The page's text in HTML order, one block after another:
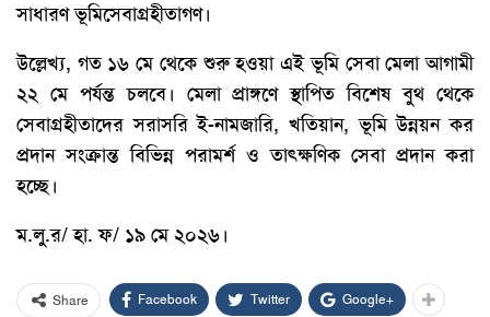
সাধারণ ভূমিসেবাগ্রহীতাগণ।
​উল্লেখ্য, গত ১৬ মে থেকে শুরু হওয়া এই ভূমি সেবা মেলা আগামী
২২ মে পর্যন্ত চলবে। মেলা প্রাঙ্গণে স্থাপিত বিশেষ বুথ থেকে
সেবাগ্রহীতাদের সরাসরি ই-নামজারি, খতিয়ান, ভূমি উন্নয়ন কর
প্রদান সংক্রান্ত বিভিন্ন পরামর্শ ও তাৎক্ষণিক সেবা প্রদান করা
হচ্ছে।
ম.লু.র/ হা. ফ/ ১৯ মে ২০২৬।
Share Facebook Twitter Google+